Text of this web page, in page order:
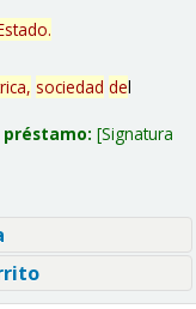
.
sociedad del
Signatura